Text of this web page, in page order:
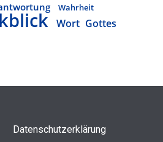
Wahrheit
Wort Gottes
Datenschutzerklärung